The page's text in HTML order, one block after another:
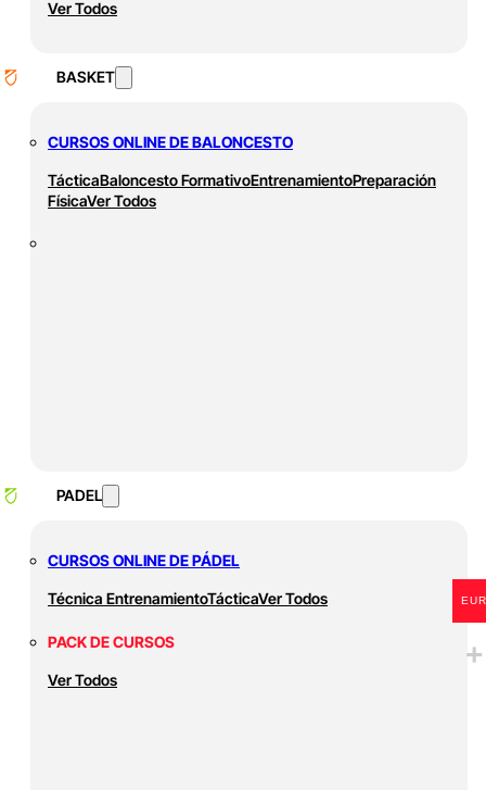
Ver Todos
BASKET
CURSOS ONLINE DE BALONCESTO
TácticaBaloncesto FormativoEntrenamientoPreparación
FísicaVer Todos
PADEL
CURSOS ONLINE DE PÁDEL
Técnica EntrenamientoTácticaVer Todos
PACK DE CURSOS
Ver Todos
EUR